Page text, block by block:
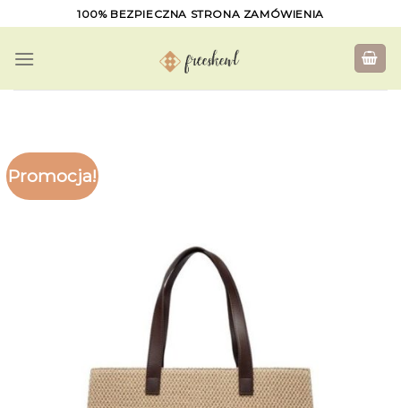
to
content
100% BEZPIECZNA STRONA ZAMÓWIENIA
Promocja!